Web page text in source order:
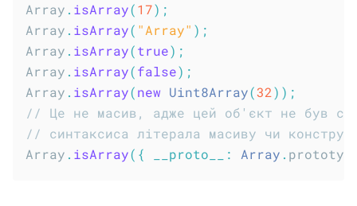
Array . isArray(17) ;
Array . isArray( "Array" ) ;
Array . isArray(true) ;
Array . isArray(false) ;
Array . isArray(new Uint8Array(32) ) ;
// Це не масив, адже цей об'єкт не був
// синтаксиса літерала масиву чи
Array . isArray( { __proto__ : Array .